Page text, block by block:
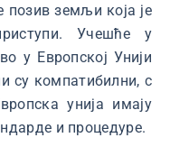
позив земљи која је
Учешће у
у Европској Унији
су компатибилни, с
унија имају
и процедуре.